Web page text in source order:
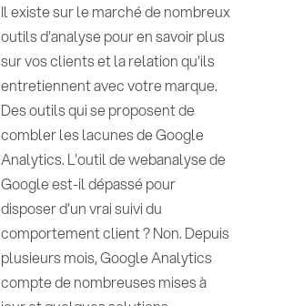
Il existe sur le marché de nombreux
outils d'analyse pour en savoir plus
sur vos clients et la relation qu'ils
entretiennent avec votre marque.
Des outils qui se proposent de
combler les lacunes de Google
Analytics. L'outil de webanalyse de
Google est-il dépassé pour
disposer d'un vrai suivi du
comportement client ? Non. Depuis
plusieurs mois, Google Analytics
compte de nombreuses mises à